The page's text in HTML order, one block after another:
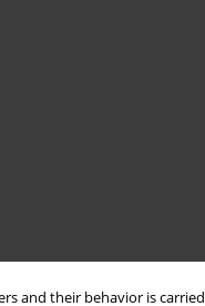
and their behavior is carried